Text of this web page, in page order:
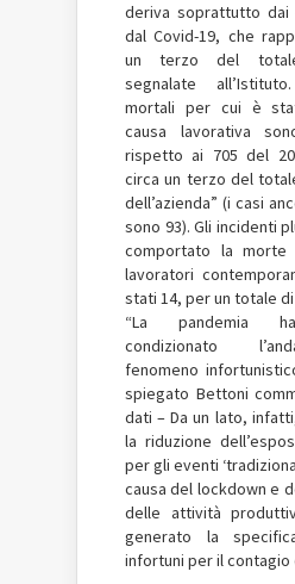
deriva soprattutto dai
dal Covid-19, che
un terzo del
segnalate
mortali per cui è
causa lavorativa
rispetto ai 705 del
circa un terzo del
dell’azienda” (i casi
sono 93). Gli incidenti
comportato la morte
lavoratori
stati 14, per un totale
“La pandemia
condizionato
fenomeno
spiegato Bettoni
dati – Da un lato,
la riduzione
per gli eventi
causa del lockdown e
delle attività
generato la
infortuni per il contagio